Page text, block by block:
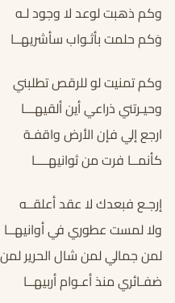
وكم ذهبت لوعد لا وجود لـه
وَكم حلمت بأثـواب سأشريهــا
وكم تمنيت لو للرقص تطلبني
وحيـرتني ذراعي أين ألقيهـــا
ارجع إلي فإن الأرض واقفـة
كأنمــا فرت من ثوانيهــــا
إرجـع فبعدك لا عقد أعلقــه
ولا لمست عطوري في أوانيهــا
لمن جمالي لمن شال الحرير لمن
ضفـائري منذ أعـوام أربيهــا